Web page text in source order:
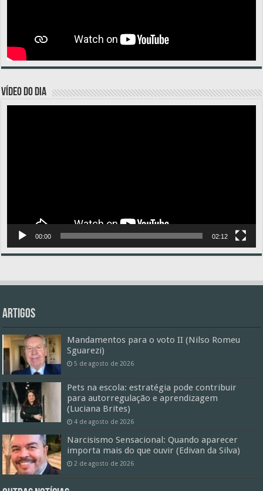
VÍDEO DO DIA
00:00 02:12
Artigos
Mandamentos para o voto II (Nilso Romeu
Sguarezi)
5 de agosto de 2026
Pets na escola: estratégia pode contribuir
para autorregulação e aprendizagem
(Luciana Brites)
4 de agosto de 2026
Narcisismo Sensacional: Quando aparecer
importa mais do que ouvir (Edivan da Silva)
2 de agosto de 2026